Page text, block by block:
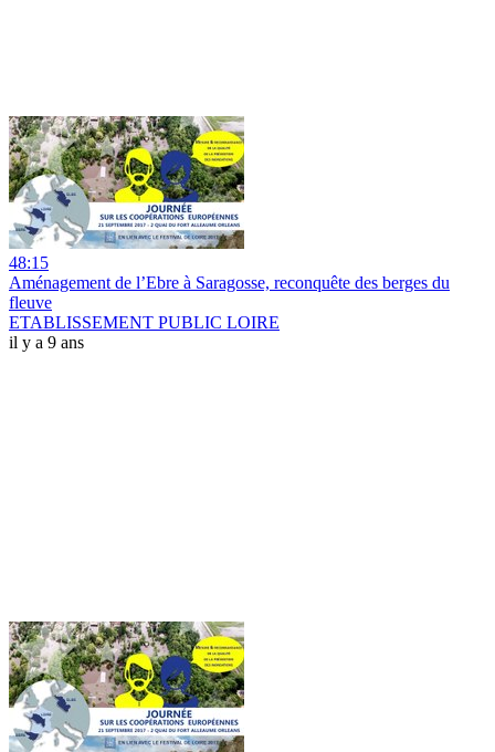
48:15
Aménagement de l’Ebre à Saragosse, reconquête des berges du
fleuve
ETABLISSEMENT PUBLIC LOIRE
il y a 9 ans